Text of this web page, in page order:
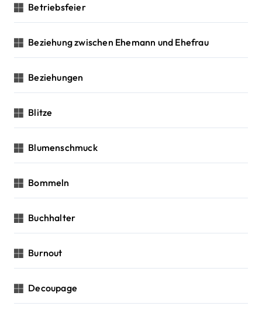
Betriebsfeier
Beziehung zwischen Ehemann und Ehefrau
Beziehungen
Blitze
Blumenschmuck
Bommeln
Buchhalter
Burnout
Decoupage